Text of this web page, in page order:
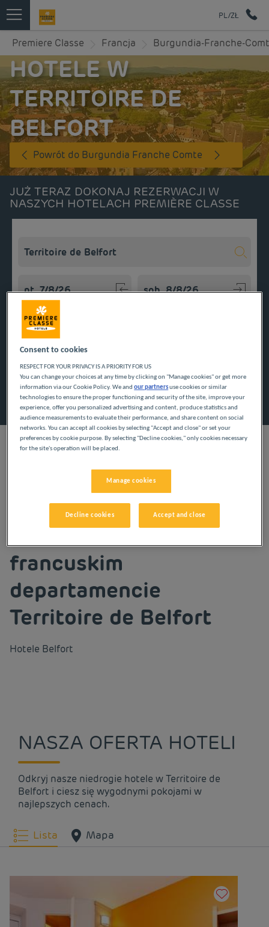
PL/ZŁ
Premiere Classe Francja Burgundia-Franche-
HOTELE W
TERRITOIRE DE
BELFORT
Powrót do Burgundia Franche Comte
JUŻ TERAZ DOKONAJ REZERWACJI W
NASZYCH HOTELACH PREMIÈRE CLASSE
Navigate forward to interact with the calendar and select
Znajdź hotel
Dodaj specjalny kod
Skorzystaj z naszych tanich hoteli i odkryj departament
Nasze miasta we
francuskim
departamencie
Territoire de Belfort
Hotele Belfort
NASZA OFERTA HOTELI
Odkryj nasze niedrogie hotele w Territoire de
Belfort i ciesz się wygodnymi pokojami w
najlepszych cenach.
Lista Mapa
Consent to cookies
RESPECT FOR YOUR PRIVACY IS A PRIORITY FOR US
You can change your choices at any time by clicking on "Manage cookies" or get more
information via our Cookie Policy. We andour partnersuse cookies or similar
technologies to ensure the proper functioning and security of the site, improve your
experience, offer you personalized advertising and content, produce statistics and
audience measurements to evaluate their performance, and share content on social
networks. You can accept all cookies by selecting "Accept and close" or set your
preferences by cookie purpose. By selecting "Decline cookies," only cookies necessary
for the site's operation will be placed.
Manage cookies
Decline cookies Accept and close